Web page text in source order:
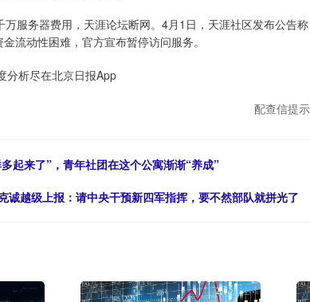
服务器费用，天涯论坛断网。4月1日，天涯社区发布公告
流动性困难，官方宣布暂停访问服务。
分析尽在北京日报App
配查信提
起来了”，青年社团在这个公寓渐渐“养成”
诚越级上报：请中央干预新四军指挥，要不然部队就拼光了